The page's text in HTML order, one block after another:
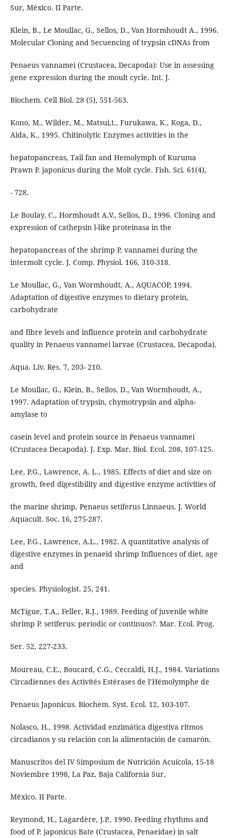
Sur, México. II Parte.
Klein, B., Le Moullac, G., Sellos, D., Van Hormhoudt A., 1996.
Molecular Cloning and Secuencing of trypsin cDNAs from
Penaeus vannamei (Crustacea, Decapoda): Use in assessing
gene expression during the moult cycle. Int. J.
Biochem. Cell Biol. 28 (5), 551-563.
Kono, M., Wilder, M., Matsui,t., Furukawa, K., Koga, D.,
Aida, K., 1995. Chitinolytic Enzymes activities in the
hepatopancreas, Tail fan and Hemolymph of Kuruma
Prawn P. japonicus during the Molt cycle. Fish. Sci. 61(4),
- 728.
Le Boulay, C., Hormhoudt A.V., Sellos, D., 1996. Cloning and
expression of cathepsin l-like proteinasa in the
hepatopancreas of the shrimp P. vannamei during the
intermolt cycle. J. Comp. Physiol. 166, 310-318.
Le Moullac, G., Van Wormhoudt, A., AQUACOP, 1994.
Adaptation of digestive enzymes to dietary protein,
carbohydrate
and fibre levels and influence protein and carbohydrate
quality in Penaeus vannamei larvae (Crustacea, Decapoda).
Aqua. Liv. Res. 7, 203- 210.
Le Moullac, G., Klein, B., Sellos, D., Van Wormhoudt, A.,
1997. Adaptation of trypsin, chymotrypsin and alpha-
amylase to
casein level and protein source in Penaeus vannamei
(Crustacea Decapoda). J. Exp. Mar. Biol. Ecol. 208, 107-125.
Lee, P.G., Lawrence, A. L., 1985. Effects of diet and size on
growth, feed digestibility and digestive enzyme activities of
the marine shrimp, Penaeus setiferus Linnaeus. J. World
Aquacult. Soc. 16, 275-287.
Lee, P.G., Lawrence, A.L., 1982. A quantitative analysis of
digestive enzymes in penaeid shrimp Influences of diet, age
and
species. Physiologist. 25, 241.
McTigue, T.A., Feller, R.J., 1989. Feeding of juvenile white
shrimp P. setiferus: periodic or continuos?. Mar. Ecol. Prog.
Ser. 52, 227-233.
Moureau, C.E., Boucard, C.G., Ceccaldi, H.J., 1984. Variations
Circadiennes des Activités Estérases de l’Hémolymphe de
Penaeus Japonicus. Biochem. Syst. Ecol. 12, 103-107.
Nolasco, H., 1998. Actividad enzimática digestiva ritmos
circadianos y su relación con la alimentación de camarón.
Manuscritos del IV Simposium de Nutrición Acuícola, 15-18
Noviembre 1998, La Paz, Baja California Sur,
México. II Parte.
Reymond, H., Lagardère, J.P., 1990. Feeding rhythms and
food of P. japonicus Bate (Crustacea, Penaeidae) in salt